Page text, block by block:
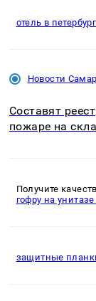
отель в
Новости
Составят
пожаре на
Получите
гофру на
защитные